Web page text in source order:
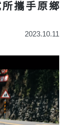
攜手原鄉
2023.10.11